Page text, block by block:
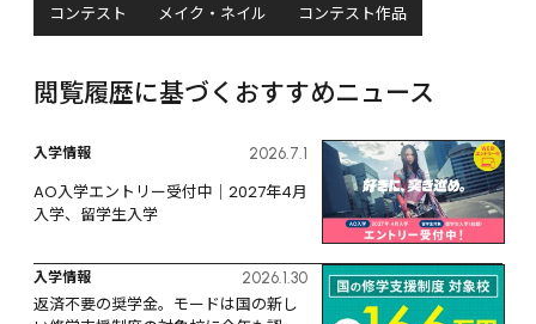
コンテスト メイク・ネイル コンテスト作品
閲覧履歴に基づくおすすめニュース
入学情報 2026.7.1
AO入学エントリー受付中｜2027年4月
入学、留学生入学
入学情報 2026.1.30
返済不要の奨学金。モードは国の新し